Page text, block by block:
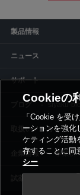
製品情報
ニュース
サポート
siyaku-
取扱いメーカー
事業所
Cookieの
「Cookie を受
ーションを強化
ケティング活動
存することに同
シー